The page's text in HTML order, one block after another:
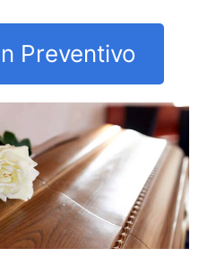
Preventivo